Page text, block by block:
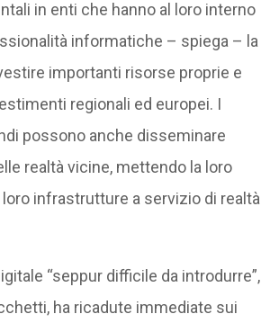
in enti che hanno al loro interno
informatiche – spiega – la
importanti risorse proprie e
regionali ed europei. I
possono anche disseminare
realtà vicine, mettendo la loro
infrastrutture a servizio di realtà
“seppur difficile da introdurre”,
ha ricadute immediate sui